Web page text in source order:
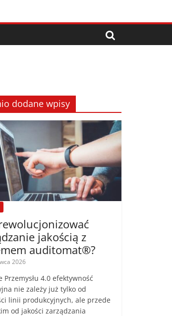
dodane wpisy
jakością z
auditomat®?
2026
Przemysłu 4.0 efektywność
nie zależy już tylko od
linii produkcyjnych, ale przede
od jakości zarządzania